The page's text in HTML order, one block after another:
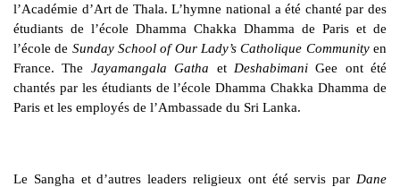
l’Académie d’Art de Thala. L’hymne national a été chanté par des
étudiants de l’école Dhamma Chakka Dhamma de Paris et de
l’école de Sunday School of Our Lady’s Catholique Communityen
France. The Jayamangala Gatha et DeshabimaniGee ont été
chantés par les étudiants de l’école Dhamma Chakka Dhamma de
Paris et les employés de l’Ambassade du Sri Lanka.
Le Sangha et d’autres leaders religieux ont été servis par Dane